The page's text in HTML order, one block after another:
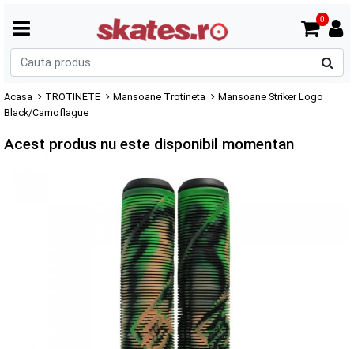
0
Acasa TROTINETE Mansoane Trotineta
Mansoane Striker Logo
Black/Camoflague
Acest produs nu este disponibil momentan